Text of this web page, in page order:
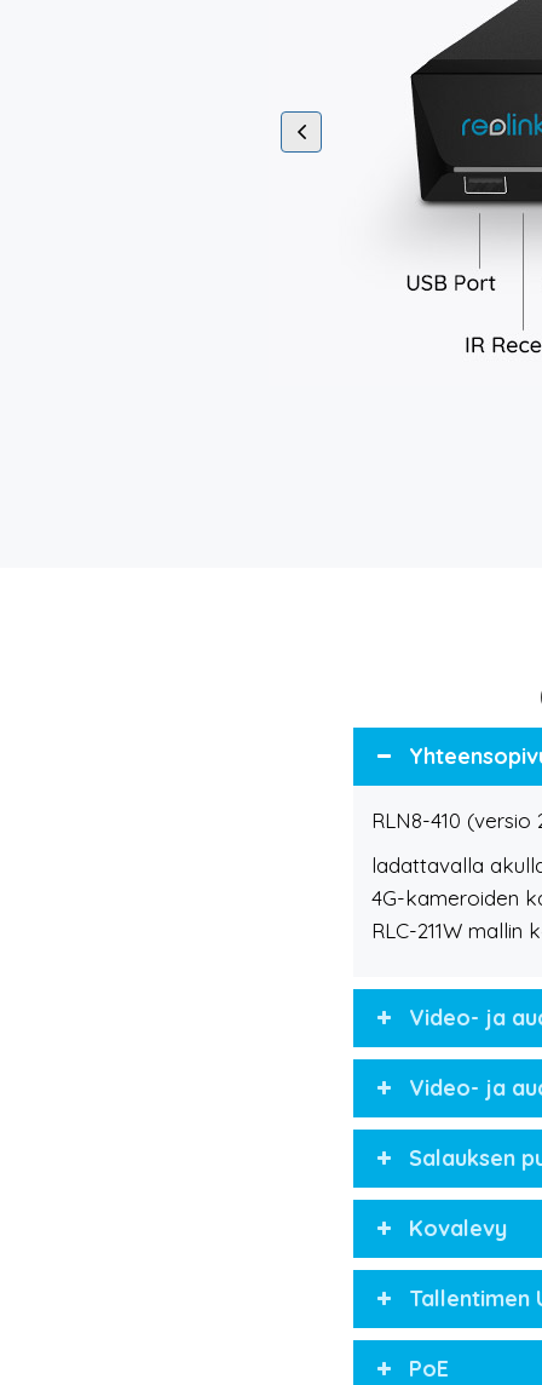
RLN8-410
ladattavalla
4G-kameroiden
RLC-211W mallin
Video- ja
Video- ja
Salauksen
Kovalevy
Tallentimen
PoE